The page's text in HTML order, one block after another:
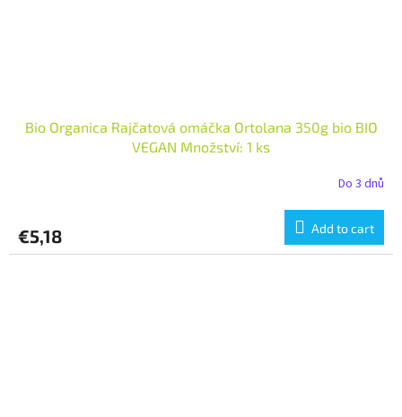
Bio Organica Rajčatová omáčka Ortolana 350g bio BIO
VEGAN Množství: 1 ks
Do 3 dnů
€5,18 Add to cart